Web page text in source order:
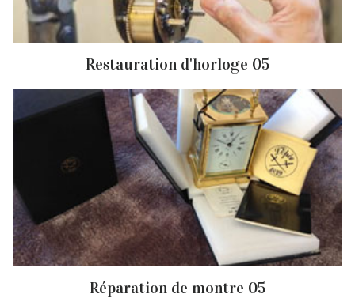
Restauration d'horloge 05
Réparation de montre 05